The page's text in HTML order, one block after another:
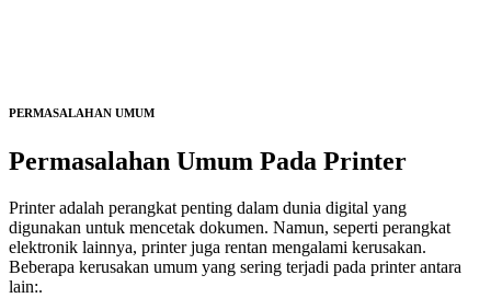
PERMASALAHAN UMUM
Permasalahan Umum Pada Printer
Printer adalah perangkat penting dalam dunia digital yang
digunakan untuk mencetak dokumen. Namun, seperti perangkat
elektronik lainnya, printer juga rentan mengalami kerusakan.
Beberapa kerusakan umum yang sering terjadi pada printer antara
lain:.